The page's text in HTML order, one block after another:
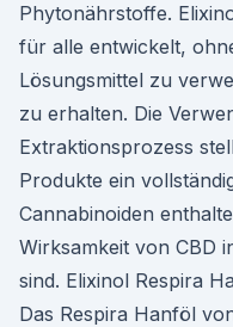
Phytonährstoffe.
für alle entwickelt,
Lösungsmittel zu
zu erhalten. Die
Extraktionsprozess
Produkte ein
Cannabinoiden
Wirksamkeit von CBD
sind. Elixinol Respira
Das Respira Hanföl